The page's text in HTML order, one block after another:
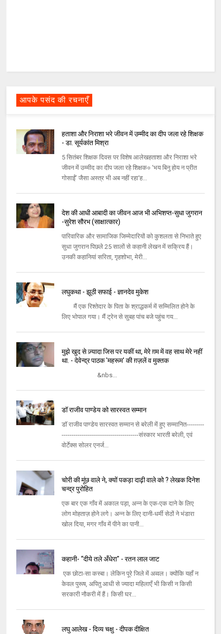
आपके पसंद की रचनाएँ
हताशा और निराशा भरे जीवन में उम्मीद का दीप जला रहे शिक्षक
- डा. सूर्यकांत मिश्रा
5 सितंबर शिक्षक दिवस पर विशेष आलेखहताशा और निराशा भरे
जीवन में उम्मीद का दीप जला रहे शिक्षक० ‘भय बिनु होय न प्रीत
गोसाईं’ जैसा अस्त्र भी अब नहीं रहा‘ह...
देश की आधी आबादी का जीवन आज भी अभिशप्त-सुधा जुगरान
-सुरेश सौरभ (साक्षात्कार)
पारिवारिक और सामाजिक जिम्मेदारियों को कुशलता से निभाते हुए
सुधा जुगरान पिछले 25 सालों से कहानी लेखन में सक्रिय हैं।
उनकी कहानियां सरिता, गृहशोभा, मेरी...
लघुकथा - झूठी सफाई - ज्ञानदेव मुकेश
मैं एक रिश्तेदार के पिता के श्राद्धकर्म में सम्मिलित होने के
लिए भोपाल गया। मैं ट्रेन से सुबह पांच बजे पहुंच गय...
मुझे खुद से ज़्यादा जिस पर यकीं था, मेरे ग़म में वह साथ मेरे नहीं
था. - देवेन्द्र पाठक 'महरूम' की ग़ज़लें व मुक्तक
&nbs...
डॉ राजीव पाण्डेय को सारस्वत सम्मान
डॉ राजीव पाण्डेय सारस्वत सम्मान से बरेली में हुए सम्मानित---------
---------------------------------------संस्कार भारती बरेली, एवं
वोर्टेक्स सोलर एनर्ज...
चोरी की मूंछ वाले ने, क्यों पकड़ा दाढ़ी वाले को ? लेखक दिनेश
चन्द्र पुरोहित
एक बार एक गाँव में अकाल पड़ा, अन्न के एक-एक दाने के लिए
लोग मोहताज़ होने लगे। अन्न के लिए दानी-धर्मी सेठों ने भंडारा
खोल दिया, मगर गाँव में पीने का पानी...
कहानी- “दीये तले अँधेरा" - रतन लाल जाट
एक छोटा-सा कस्बा। लेकिन पूरे जिले में अव्वल। क्योंकि यहाँ न
केवल पुरूष, अपितु आधी से ज्यादा महिलाएँ भी किसी न किसी
सरकारी नौकरी में हैं। किसी घर...
लघु आलेख - दिव्य चक्षु - दीपक दीक्षित